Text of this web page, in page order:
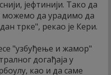
јефтинији. Тако да
можемо да урадимо да
трке", рекао је Кери.
"узбуђење и жамор"
догађаја у
као и да саме